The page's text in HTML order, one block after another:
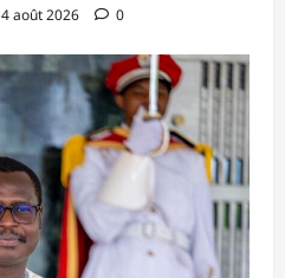
4 août 2026 0